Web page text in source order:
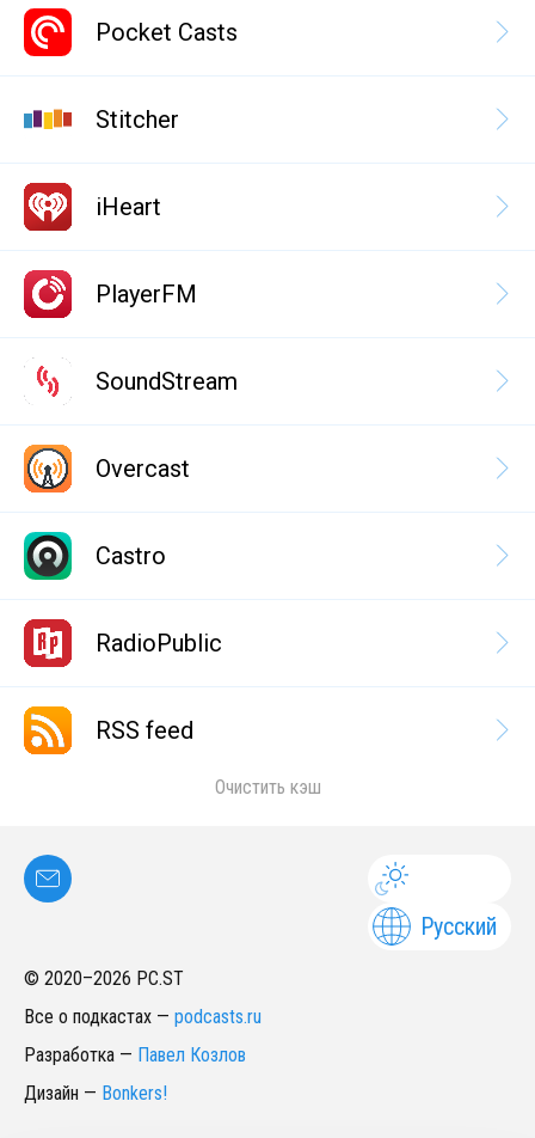
Pocket Casts
Stitcher
iHeart
PlayerFM
SoundStream
Overcast
Castro
RadioPublic
RSS feed
Очистить кэш
Русский
© 2020–2026 PC.ST
Все о подкастах — podcasts.ru
Разработка — Павел Козлов
Дизайн — Bonkers!